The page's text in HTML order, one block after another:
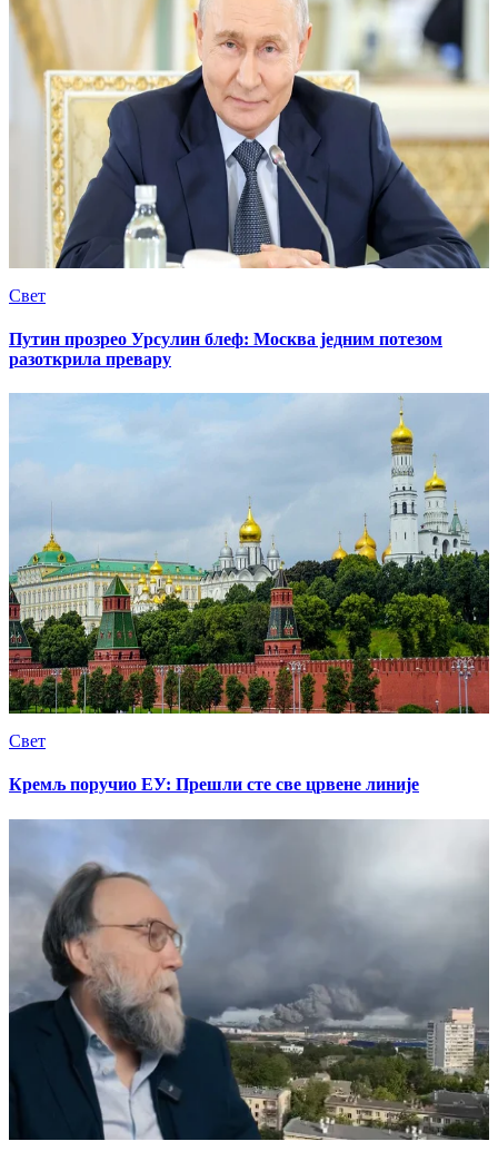
Свет
Путин прозрео Урсулин блеф: Москва једним потезом
разоткрила превару
Свет
Кремљ поручио ЕУ: Прешли сте све црвене линије